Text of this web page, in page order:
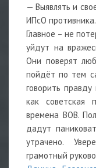
— Выявлять и
ИПсО противника.
Главное – не
уйдут на
Они поверят
пойдёт по тем
говорить
как советская
времена ВОВ.
дадут
утрачено.
грамотный